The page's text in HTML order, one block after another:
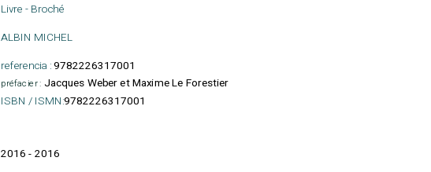
Livre - Broché
ALBIN MICHEL
referencia :9782226317001
préfacier : Jacques Weber et Maxime Le Forestier
ISBN / ISMN:9782226317001
2016 - 2016